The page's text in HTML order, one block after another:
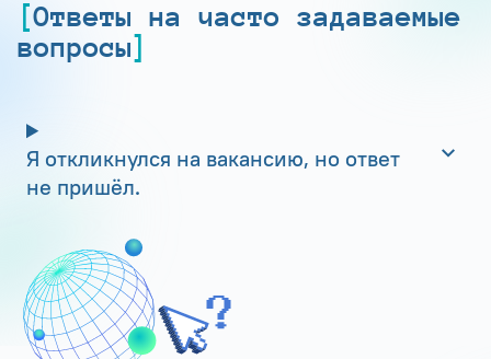
Ответы на часто задаваемые
вопросы
Я откликнулся на вакансию, но ответ
не пришёл.